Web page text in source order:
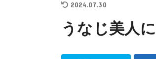
2024.07.30
うなじ美人